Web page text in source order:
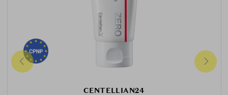
CENTELLIAN24